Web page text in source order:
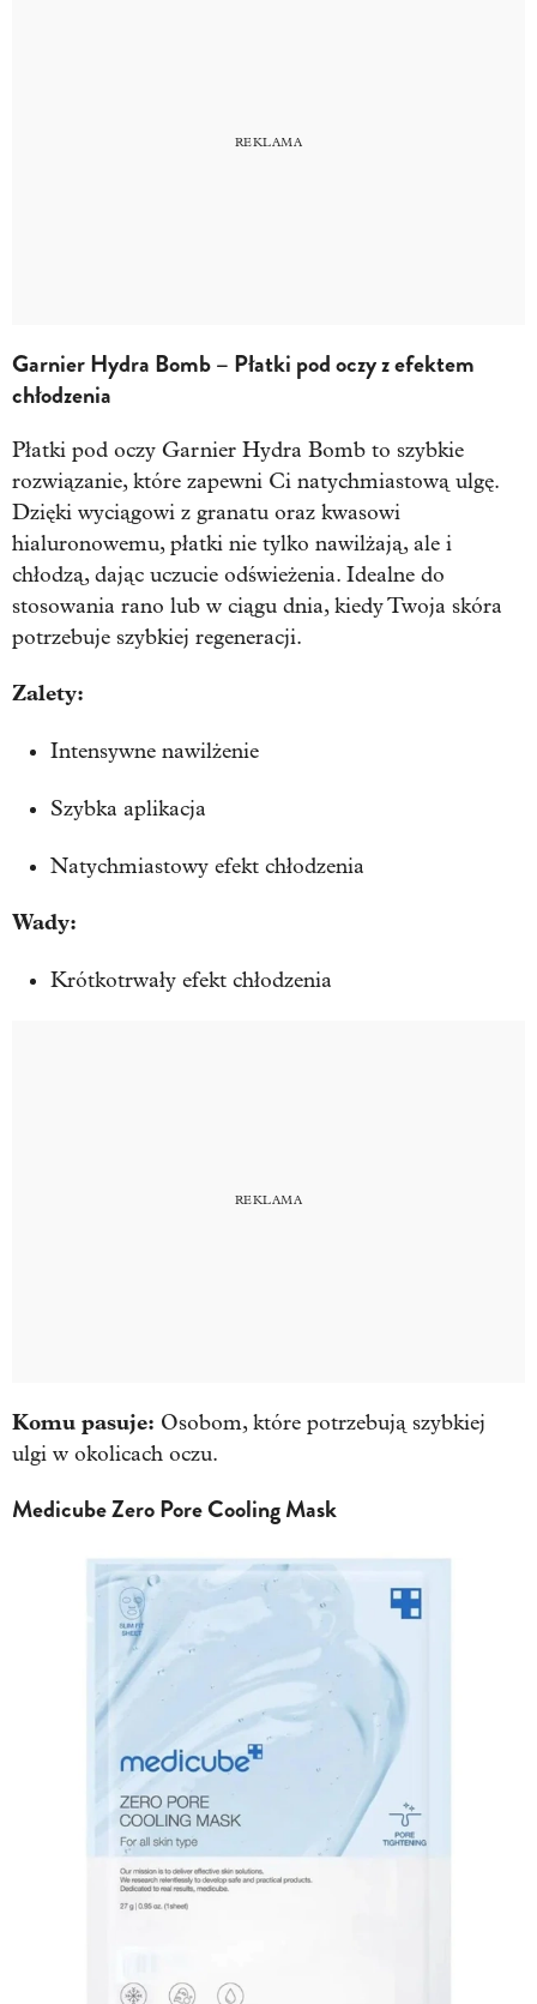
Garnier Hydra Bomb – Płatki pod oczy z efektem
chłodzenia
Płatki pod oczy Garnier Hydra Bomb to szybkie
rozwiązanie, które zapewni Ci natychmiastową ulgę.
Dzięki wyciągowi z granatu oraz kwasowi
hialuronowemu, płatki nie tylko nawilżają, ale i
chłodzą, dając uczucie odświeżenia. Idealne do
stosowania rano lub w ciągu dnia, kiedy Twoja skóra
potrzebuje szybkiej regeneracji.
Zalety:
Intensywne nawilżenie
Szybka aplikacja
Natychmiastowy efekt chłodzenia
Wady:
Krótkotrwały efekt chłodzenia
Komu pasuje: Osobom, które potrzebują szybkiej
ulgi w okolicach oczu.
Medicube Zero Pore Cooling Mask